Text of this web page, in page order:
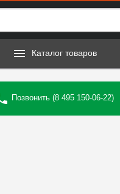
Каталог товаров
Позвонить (8 495 150-06-22)